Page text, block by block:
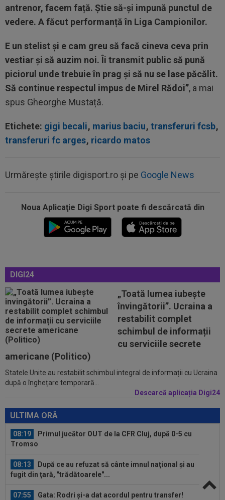
antrenor, facem față. Știe să-și impună punctul de
vedere. A făcut performanță în Liga Campionilor.
E un stelist și e cam greu să facă cineva ceva prin
vestiar și să auzim noi. Îi transmit public să pună
piciorul unde trebuie în prag și să nu se lase păcălit.
Să continue respectul impus de Mirel Rădoi”, a mai
spus Gheorghe Mustață.
Etichete: gigi becali, marius baciu, transferuri fcsb,
transferuri fc arges, ricardo matos
Urmărește știrile digisport.ro și pe Google News
Noua Aplicaţie Digi Sport poate fi descărcată din
DIGI24
„Toată lumea iubește
învingătorii”. Ucraina a
restabilit complet
schimbul de informații
cu serviciile secrete
americane (Politico)
Statele Unite au restabilit schimbul integral de informații cu Ucraina
după o înghețare temporară...
Descarcă aplicația Digi24
ULTIMA ORĂ
După ce au refuzat să cânte imnul naţional şi au
fugit din ţară, "trădătoarele"...
07:47 EXCLUSIV
Ar fi transferul verii! Ilie
Dumitrescu i-a spus lui Gigi Becali pe cine să ia...
07:24
”Au schimbat contractul”! Decizia luată de Real
Madrid pentru transferul lui...
08:30
UTA - Rapid, LIVE VIDEO, vineri, 21:00, în direct
la Digi Sport 1. Se anunță un...
08:27
S-a încheiat ”telenovela” transferului lui Julian
Alvarez
și Jose Mourinho, după ce a...
08:19
Primul jucător OUT de la CFR Cluj, după 0-5 cu
Tromso
08:13
După ce au refuzat să cânte imnul naţional şi au
fugit din ţară, "trădătoarele"...
07:55
Gata: Rodri și-a dat acordul pentru transfer!